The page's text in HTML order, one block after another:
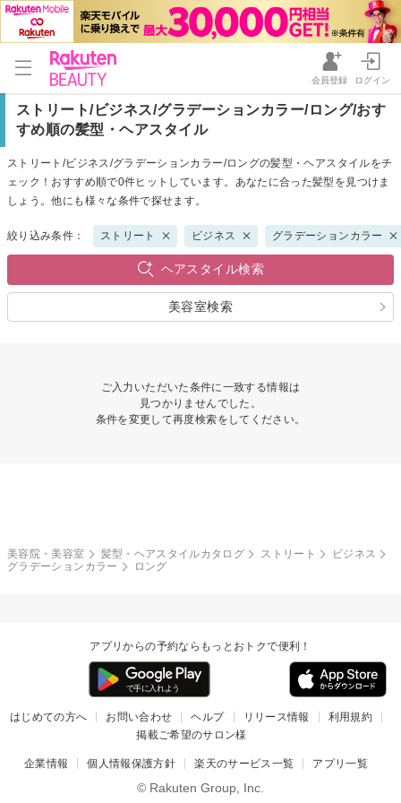
会員登録 ログイン
ストリート/ビジネス/グラデーションカラー/ロング/おす
すめ順の髪型・ヘアスタイル
ストリート/ビジネス/グラデーションカラー/ロングの髪型・ヘアスタイルをチ
ェック！おすすめ順で0件ヒットしています。あなたに合った髪型を見つけま
しょう。他にも様々な条件で探せます。
絞り込み条件： ストリート ビジネス グラデーションカラー
ヘアスタイル検索
美容室検索
ご入力いただいた条件に一致する情報は
見つかりませんでした。
条件を変更して再度検索をしてください。
美容院・美容室 髪型・ヘアスタイルカタログ ストリート
ビジネス
グラデーションカラー
ロング
アプリからの予約ならもっとおトクで便利！
はじめての方へ お問い合わせ ヘルプ リリース情報
利用規約
掲載ご希望のサロン様
企業情報 個人情報保護方針 楽天のサービス一覧 アプリ一覧
© Rakuten Group, Inc.